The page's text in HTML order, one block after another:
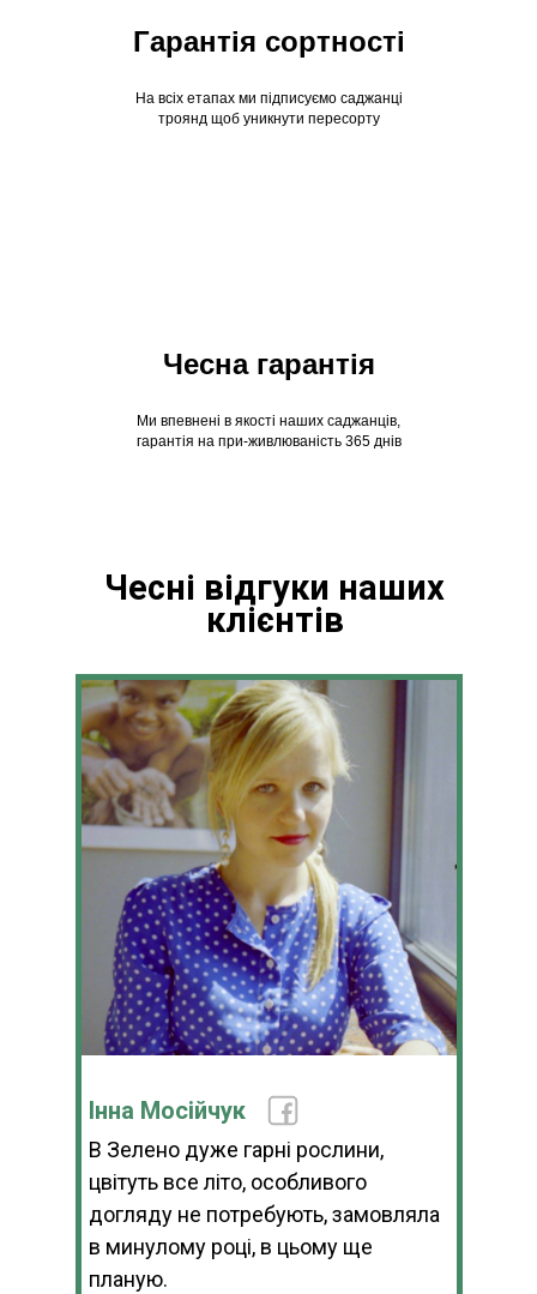
На всіх етапах ми підписуємо саджанці
троянд щоб уникнути пересорту
Ми впевнені в якості наших саджанців,
гарантія на при-живлюваність 365 днів
Гарантія сортності
Чесна гарантія
Чесні відгуки наших
клієнтів
Інна Мосійчук
В Зелено дуже гарні рослини,
цвітуть все літо, особливого
догляду не потребують, замовляла
в минулому році, в цьому ще
планую.